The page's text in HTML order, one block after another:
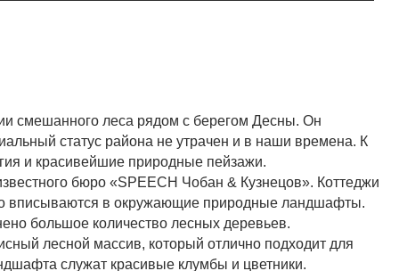
смешанного леса рядом с берегом Десны. Он
статус района не утрачен и в наши времена. К
и красивейшие природные пейзажи.
бюро «SPEECH Чобан & Кузнецов». Коттеджи
вписываются в окружающие природные ландшафты.
большое количество лесных деревьев.
лесной массив, который отлично подходит для
служат красивые клумбы и цветники.